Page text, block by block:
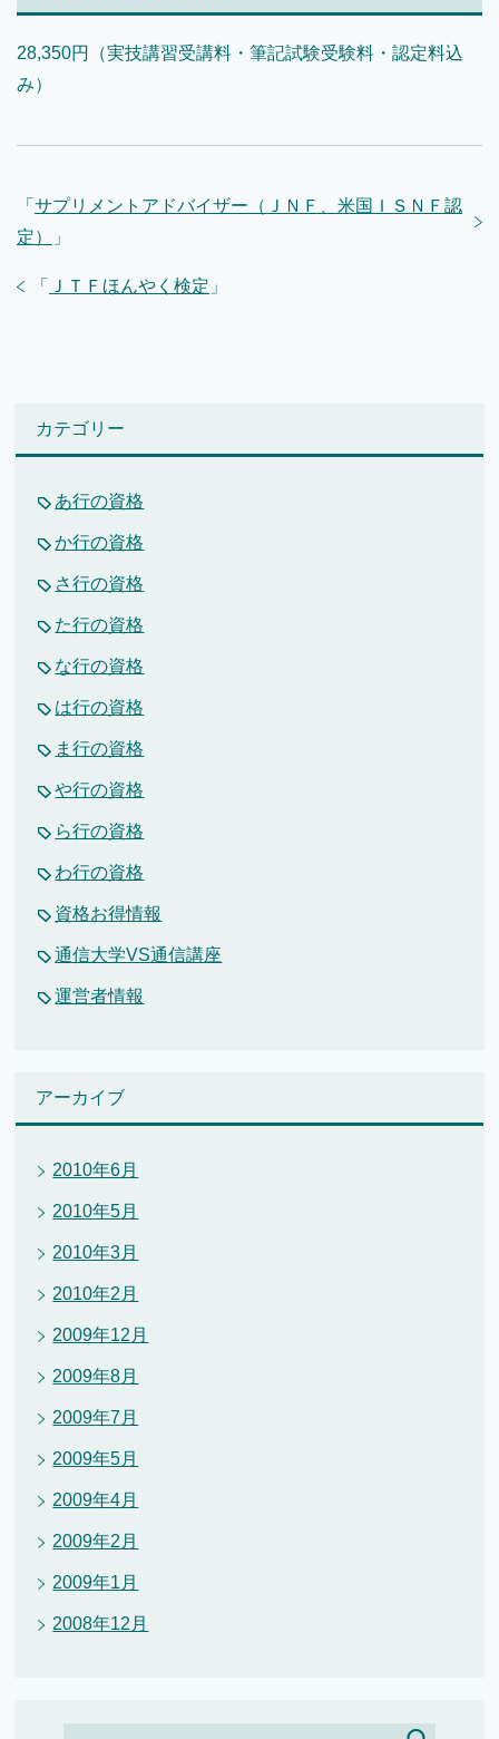
28,350円（実技講習受講料・筆記試験受験料・認定料込
み）
「 サプリメントアドバイザー（ＪＮＦ、米国ＩＳＮＦ認
定）
」
「 ＪＴＦほんやく検定 」
カテゴリー
あ行の資格
か行の資格
さ行の資格
た行の資格
な行の資格
は行の資格
ま行の資格
や行の資格
ら行の資格
わ行の資格
資格お得情報
通信大学VS通信講座
運営者情報
アーカイブ
2010年6月
2010年5月
2010年3月
2010年2月
2009年12月
2009年8月
2009年7月
2009年5月
2009年4月
2009年2月
2009年1月
2008年12月